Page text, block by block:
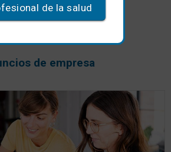
de empresa
de la salud